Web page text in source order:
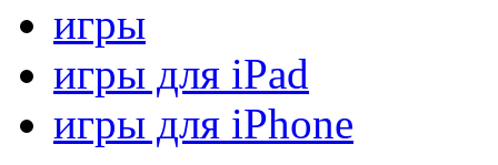
игры
игры для iPad
игры для iPhone